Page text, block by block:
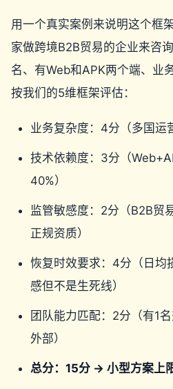
用一个真实案例来说明这个框
家做跨境B2B贸易的企业来
名、有Web和APK两个端、业
按我们的5维框架评估：
业务复杂度：4分（多国运
技术依赖度：3分（
40%）
监管敏感度：2分（B2B贸
正规资质）
恢复时效要求：4分（日均
感但不是生死线）
团队能力匹配：2分（有1
外部）
总分：15分 → 小型方案上